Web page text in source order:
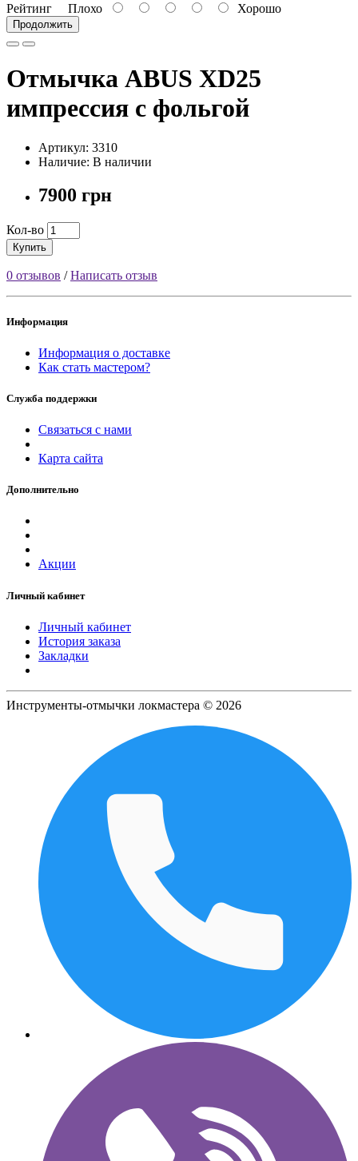
Рейтинг Плохо Хорошо
Продолжить
Отмычка ABUS XD25
импрессия с фольгой
Артикул: 3310
Наличие: В наличии
7900 грн
Кол-во
Купить
0 отзывов /Написать отзыв
Информация
Информация о доставке
Как стать мастером?
Служба поддержки
Связаться с нами
Карта сайта
Дополнительно
Акции
Личный кабинет
Личный кабинет
История заказа
Закладки
Инструменты-отмычки локмастера © 2026